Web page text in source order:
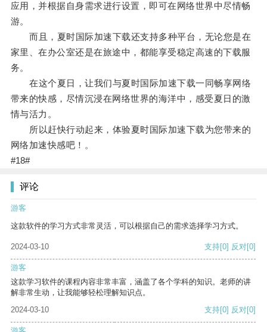
应用，并根据自身需求进行设置，即可在网络世界中尽情畅
游。
而且，夏时国际加速下载还支持多种平台，无论您是在
家里、在办公室还是在旅途中，都能享受稳定高速的下载服
务。
在这个夏日，让我们与夏时国际加速下载一同畅享网络
带来的快感，尽情沉浸在网络世界的海洋中，感受夏日的激
情与活力。
所以赶快行动起来，体验夏时国际加速下载为您带来的
网络加速快感吧！。
#18#
评论
游客
这款软件的学习方式非常灵活，可以根据自己的需求选择学习方式。
2024-03-10 支持[0] 反对[0]
游客
这款学习软件的课程内容非常丰富，涵盖了各个学科的知识。老师的讲
解非常生动，让我能够轻松理解知识点。
2024-03-10
支持[0] 反对[0]